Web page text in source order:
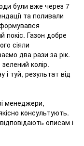
були вже через 7
та поливали
покіс. Газон добре
сіяли
два рази за рік.
колір.
туй, результат від
менеджери,
консультують.
описам і